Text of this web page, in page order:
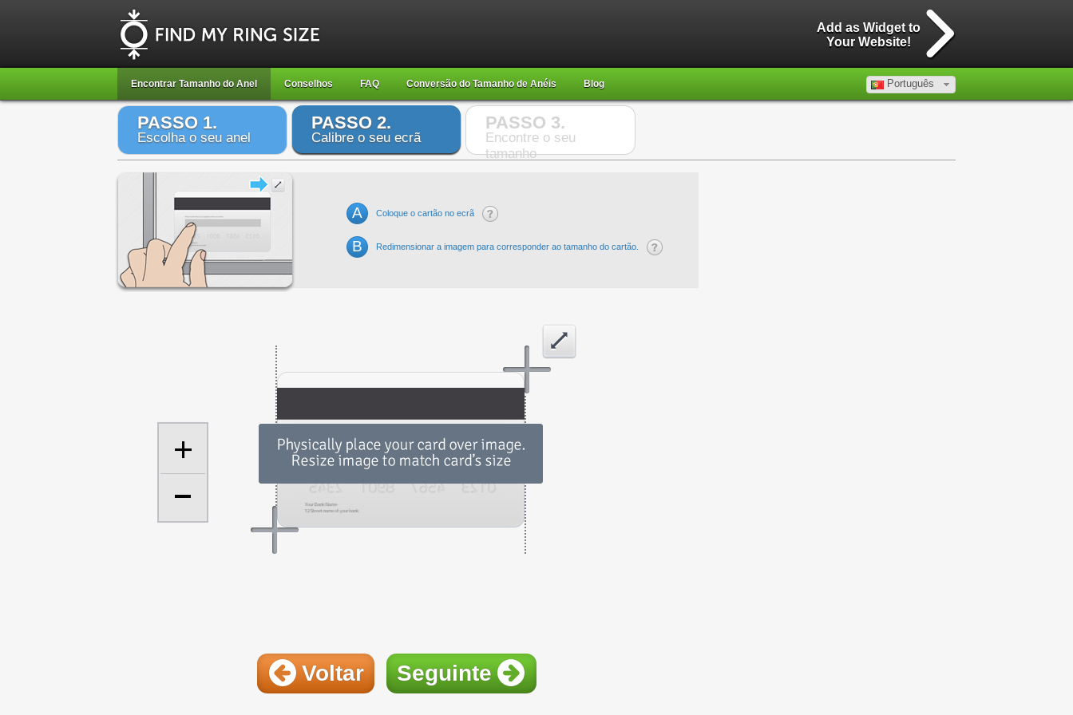
Add as Widget to
Your Website!
Encontrar Tamanho do Anel Conselhos FAQ Conversão do Tamanho de Anéis Blog Português
PASSO 1.
Escolha o seu anel
PASSO 2.
Calibre o seu ecrã
PASSO 3.
Encontre o seu
tamanho
A Coloque o cartão no ecrã
B Redimensionar a imagem para corresponder ao tamanho do cartão.
+
Voltar Seguinte